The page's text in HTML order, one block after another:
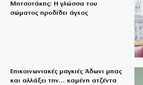
Μητσοτάκης: Η γλώσσα του
σώματος προδίδει άγχος
Επικοινωνιακές μαγκιές Άδωνι μπας
και αλλάξει την… καμένη ατζέντα